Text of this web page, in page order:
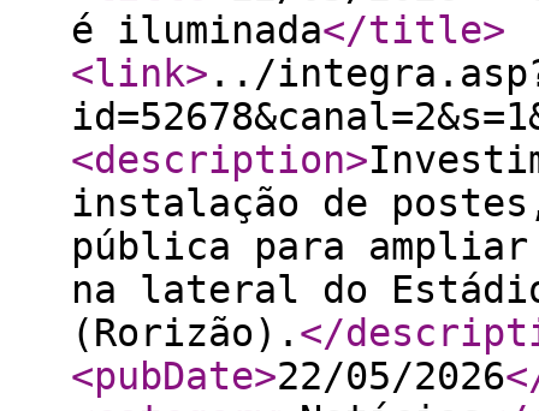
é iluminada</title>
<link> ../
<description>
instalação de
pública para
na lateral do Estádio
(Rorizão). </
<pubDate>22/05/2026